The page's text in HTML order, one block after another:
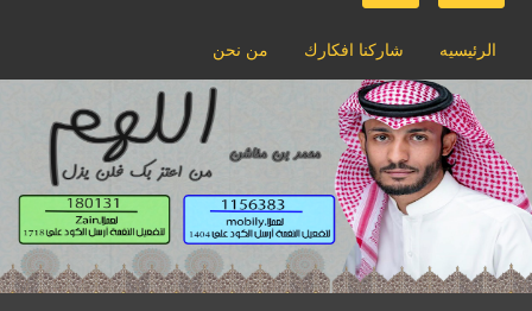
من نحن شاركنا افكارك الرئيسيه